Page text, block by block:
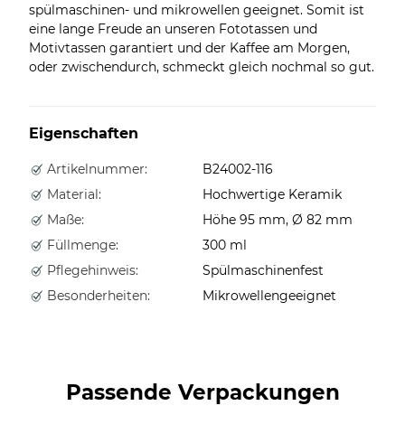
spülmaschinen- und mikrowellen geeignet. Somit ist
eine lange Freude an unseren Fototassen und
Motivtassen garantiert und der Kaffee am Morgen,
oder zwischendurch, schmeckt gleich nochmal so gut.
Eigenschaften
Artikelnummer:
B24002-116
Material:
Hochwertige Keramik
Maße:
Höhe 95 mm, Ø 82 mm
Füllmenge:
300 ml
Pflegehinweis:
Spülmaschinenfest
Besonderheiten:
Mikrowellengeeignet
Passende Verpackungen